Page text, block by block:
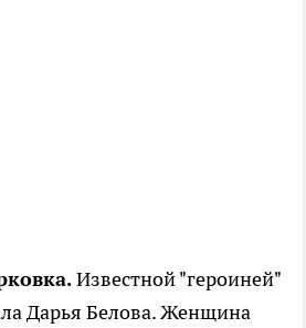
Известной "героиней"
Дарья Белова. Женщина